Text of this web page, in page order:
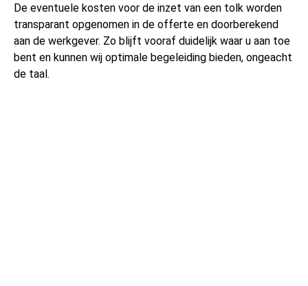
De eventuele kosten voor de inzet van een tolk worden
transparant opgenomen in de offerte en doorberekend
aan de werkgever. Zo blijft vooraf duidelijk waar u aan toe
bent en kunnen wij optimale begeleiding bieden, ongeacht
de taal.